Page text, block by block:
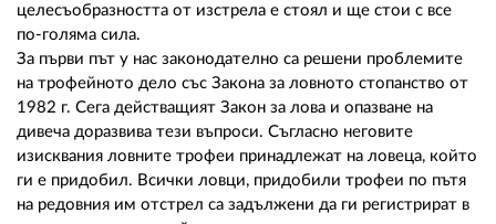
целесъобразността от изстрела е стоял и ще стои с все
по-голяма сила.
За първи път у нас законодателно са решени проблемите
на трофейното дело със Закона за ловното стопанство от
1982 г. Сега действащият Закон за лова и опазване на
дивеча доразвива тези въпроси. Съгласно неговите
изисквания ловните трофеи принадлежат на ловеца, който
ги е придобил. Всички ловци, придобили трофеи по пътя
на редовния им отстрел са задължени да ги регистрират в